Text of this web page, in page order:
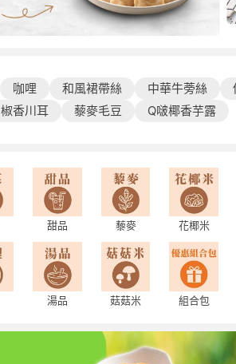
咖哩 和風裙帶絲 中華牛蒡絲
椒香川耳 藜麥毛豆 Q啵椰香芋露
甜品 藜麥 花椰米
湯品 菇菇米 組合包